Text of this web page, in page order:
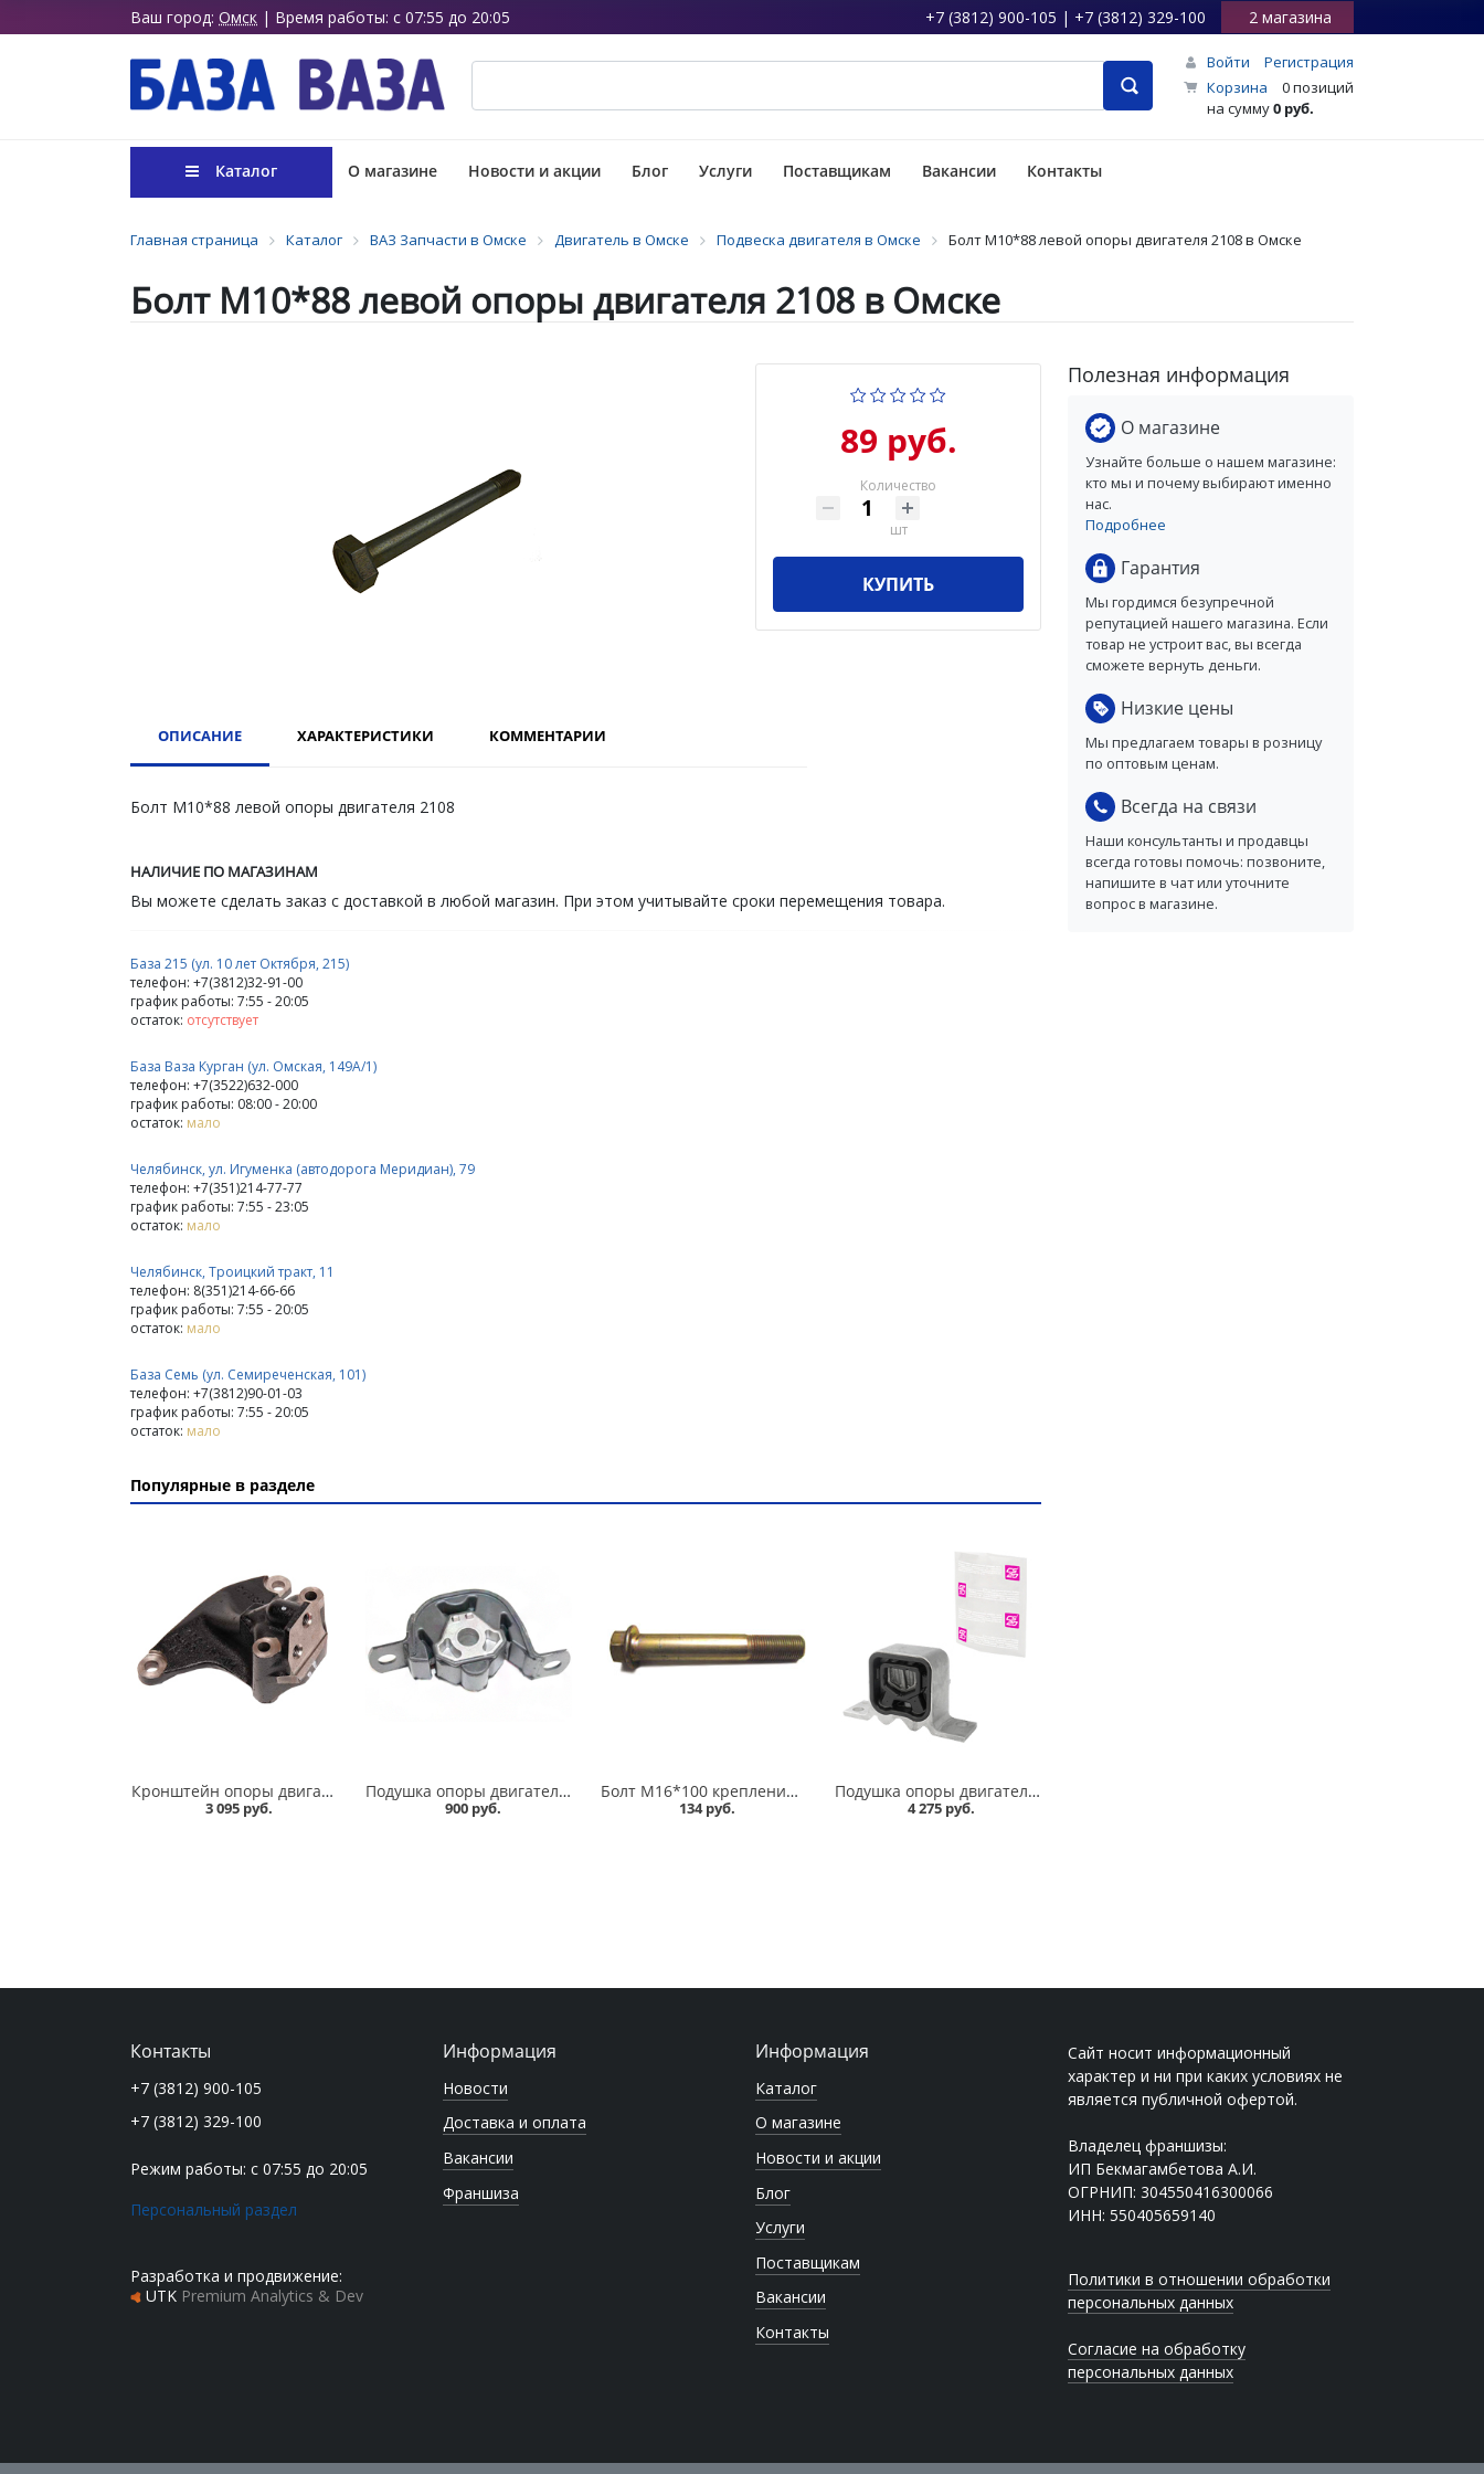
Ваш город: Омск | Время работы: с 07:55 до 20:05 +7 (3812) 900-105 | +7 (3812) 329-100 2 магазина
Войти
Регистрация
Корзина
0 позиций
на сумму0 руб.
Каталог О магазине Новости и акции Блог Услуги Поставщикам Вакансии Контакты
Главная страница Каталог ВАЗ Запчасти в Омске Двигатель в Омске Подвеска двигателя в Омске Болт М10*88 левой опоры двигателя 2108 в Омске
Болт М10*88 левой опоры двигателя 2108 в Омске
89 руб.
Количество
шт
КУПИТЬ
ОПИСАНИЕ ХАРАКТЕРИСТИКИ КОММЕНТАРИИ
Болт М10*88 левой опоры двигателя 2108
НАЛИЧИЕ ПО МАГАЗИНАМ
Вы можете сделать заказ с доставкой в любой магазин. При этом учитывайте сроки перемещения товара.
База 215 (ул. 10 лет Октября, 215)
телефон: +7(3812)32-91-00
график работы: 7:55 - 20:05
остаток: отсутствует
База Ваза Курган (ул. Омская, 149А/1)
телефон: +7(3522)632-000
график работы: 08:00 - 20:00
остаток: мало
Челябинск, ул. Игуменка (автодорога Меридиан), 79
телефон: +7(351)214-77-77
график работы: 7:55 - 23:05
остаток: мало
Челябинск, Троицкий тракт, 11
телефон: 8(351)214-66-66
график работы: 7:55 - 20:05
остаток: мало
База Семь (ул. Семиреченская, 101)
телефон: +7(3812)90-01-03
график работы: 7:55 - 20:05
остаток: мало
Популярные в разделе
Кронштейн опоры двигателя 2180 Vesta, X-Ray дв. 21129,21179 правый, VIS в Омске
3 095 руб.
Подушка опоры двигателя задняя 1118, 2190, 2190 FL с МКПП+АКПП Балаково в Омске
900 руб.
Болт М16*100 крепления задней опоры двигателя 2110-12 в Омске
134 руб.
Подушка опоры двигателя правая 2180 Vesta, CS-20 в Омске
4 275 руб.
Полезная информация
О магазине
Узнайте больше о нашем магазине:
кто мы и почему выбирают именно
нас.
Подробнее
Гарантия
Мы гордимся безупречной
репутацией нашего магазина. Если
товар не устроит вас, вы всегда
сможете вернуть деньги.
Низкие цены
Мы предлагаем товары в розницу
по оптовым ценам.
Всегда на связи
Наши консультанты и продавцы
всегда готовы помочь: позвоните,
напишите в чат или уточните
вопрос в магазине.
Информация
Новости
Доставка и оплата
Вакансии
Франшиза
Информация
Каталог
О магазине
Новости и акции
Блог
Услуги
Поставщикам
Вакансии
Контакты
Сайт носит информационный
характер и ни при каких условиях не
является публичной офертой.
Владелец франшизы:
ИП Бекмагамбетова А.И.
ОГРНИП: 304550416300066
ИНН: 550405659140
Политики в отношении обработки
персональных данных
Согласие на обработку
персональных данных
Контакты
+7 (3812) 900-105
+7 (3812) 329-100
Режим работы: с 07:55 до 20:05
Персональный раздел
Разработка и продвижение:
UTK Premium Analytics & Dev